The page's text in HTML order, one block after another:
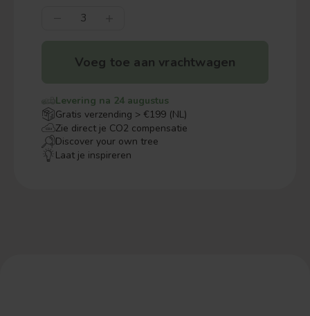
Voeg toe aan vrachtwagen
Levering na 24 augustus
Gratis verzending > €199 (NL)
Zie direct je CO2 compensatie
Discover your own tree
Laat je inspireren